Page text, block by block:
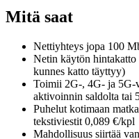
Mitä saat
Nettiyhteys jopa 100
Netin käytön
kunnes katto täyttyy)
Toimii 2G-, 4G- ja 5G-
aktivoinnin saldolta tai
Puhelut kotimaan
tekstiviestit 0,089 €/kpl
Mahdollisuus siirtää